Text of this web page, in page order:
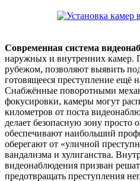
Современная система
наружных и внутренних камер.
рубежом, позволяют выявить
готовящееся преступление ещё
Снабжённые поворотными
фокусировки, камеры могут
километров от поста
делает безопасную зону
обеспечивают наибольший
оберегают от «уличной
вандализма и хулиганства.
видеонаблюдения призван
предотвращать преступления